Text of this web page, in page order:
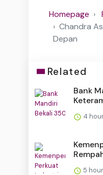
Homepage
Chandra
Depan
Related
Bank
4
5